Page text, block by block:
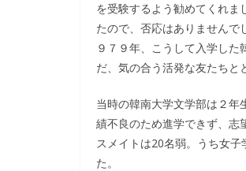
を受験するよう勧めてくれま
たので、否応はありませんで
９７９年、こうして入学し
だ、気の合う活発な友たちと
当時の韓南大学文学部は２
績不良のため進学できず、志
スメイトは20名弱。うち女
た。